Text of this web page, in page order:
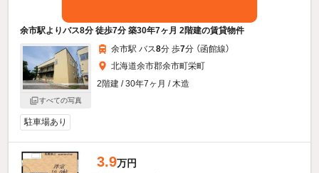
余市駅よりバス8分 徒歩7分 築30年7ヶ月 2階建の賃貸物件
すべての写真
余市駅 バス8分 歩7分 （函館線）
北海道余市郡余市町栄町
2階建 / 30年7ヶ月 / 木造
駐車場あり
3.9万円